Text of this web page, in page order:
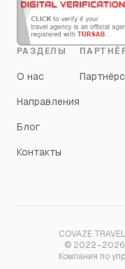
РАЗДЕЛЫ
О нас
Направления
Блог
Контакты
COVAZE
© 2022–2026
Компания по